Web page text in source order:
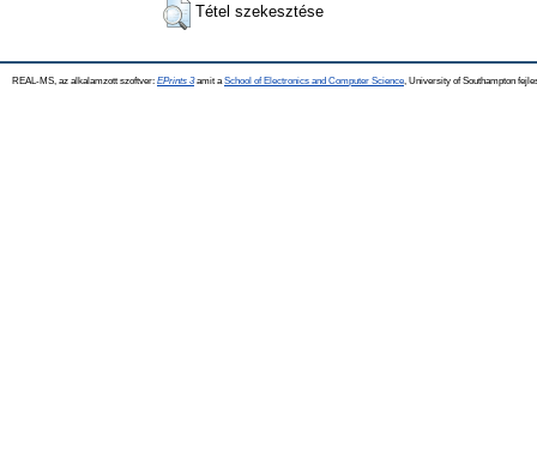
Tétel szekesztése
REAL-MS, az alkalamzott szoftver: EPrints 3amit a School of Electronics and Computer Science , University of Southampton